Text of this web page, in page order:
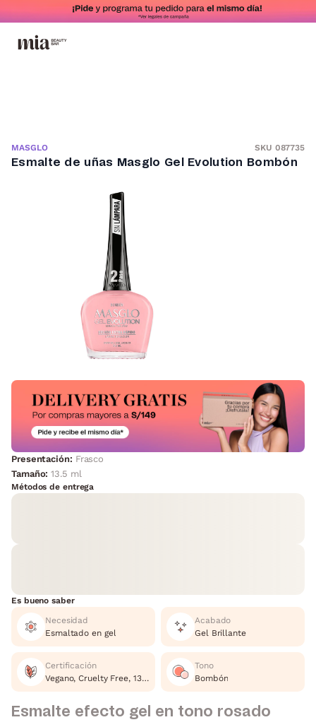
MASGLO SKU 087735
Esmalte de uñas Masglo Gel Evolution Bombón
Presentación: Frasco
Tamaño:13.5 ml
Métodos de entrega
Es bueno saber
Necesidad
Esmaltado en gel
Acabado
Gel Brillante
Certificación
Vegano, Cruelty Free, 13 Free
Tono
Bombón
Esmalte efecto gel en tono rosado